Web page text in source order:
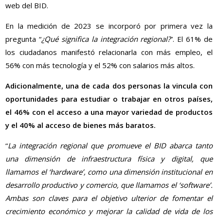
web del BID.
En la medición de 2023 se incorporó por primera vez la
pregunta “¿Qué significa la integración regional?”. El 61% de
los ciudadanos manifestó relacionarla con más empleo, el
56% con más tecnología y el 52% con salarios más altos.
Adicionalmente, una de cada dos personas la vincula con
oportunidades para estudiar o trabajar en otros países,
el 46% con el acceso a una mayor variedad de productos
y el 40% al acceso de bienes más baratos.
“La integración regional que promueve el BID abarca tanto
una dimensión de infraestructura física y digital, que
llamamos el ‘hardware’, como una dimensión institucional en
desarrollo productivo y comercio, que llamamos el ‘software’.
Ambas son claves para el objetivo ulterior de fomentar el
crecimiento económico y mejorar la calidad de vida de los